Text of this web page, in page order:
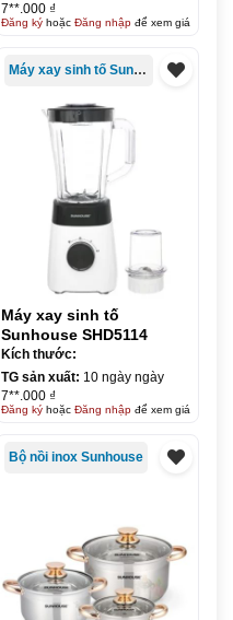
7**.000 ₫
Đăng kýhoặc Đăng nhậpđể xem giá
Máy xay sinh tố Sunhouse
Máy xay sinh tố
Sunhouse SHD5114
Kích thước:
TG sản xuất: 10 ngày ngày
7**.000 ₫
Đăng kýhoặc Đăng nhậpđể xem giá
Bộ nồi inox Sunhouse